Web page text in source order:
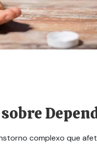
sobre
complexo que